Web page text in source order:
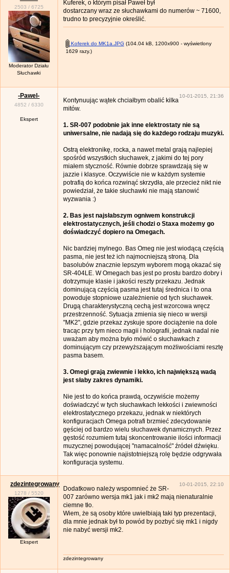
2503 / 6725
Moderator Działu
Słuchawki
Kuferek, o którym pisał Paweł był
dostarczany wraz ze słuchawkami do numerów ~ 71600,
trudno to precyzyjnie określić.
Koferek do MK1a.JPG (104.04 kB, 1200x900 - wyświetlony
1629 razy.)
-Pawel-
4852 / 6330
Ekspert
10-01-2015, 21:36
Kontynuując wątek chciałbym obalić kilka
mitów.
1. SR-007 podobnie jak inne elektrostaty nie są
uniwersalne, nie nadają się do każdego rodzaju muzyki.
Ostrą elektronikę, rocka, a nawet metal grają najlepiej
spośród wszystkich słuchawek, z jakimi do tej pory
miałem styczność. Równie dobrze sprawdzają się w
jazzie i klasyce. Oczywiście nie w każdym systemie
potrafią do końca rozwinąć skrzydła, ale przecież nikt nie
powiedział, że takie słuchawki nie mają stanowić
wyzwania :)
2. Bas jest najsłabszym ogniwem konstrukcji
elektrostatycznych, jeśli chodzi o Staxa możemy go
doświadczyć dopiero na Omegach.
Nic bardziej mylnego. Bas Omeg nie jest wiodącą częścią
pasma, nie jest też ich najmocniejszą stroną. Dla
basolubów znacznie lepszym wyborem mogą okazać się
SR-404LE. W Omegach bas jest po prostu bardzo dobry i
dotrzymuje klasie i jakości reszty przekazu. Jednak
dominującą częścią pasma jest tutaj średnica i to ona
powoduje stopniowe uzależnienie od tych słuchawek.
Drugą charakterystyczną cechą jest wzorcowa wręcz
przestrzenność. Sytuacja zmienia się nieco w wersji
"MK2", gdzie przekaz zyskuje spore dociążenie na dole
tracąc przy tym nieco magii i holografii, jednak nadal nie
uważam aby można było mówić o słuchawkach z
dominującym czy przewyższającym możliwościami resztę
pasma basem.
3. Omegi grają zwiewnie i lekko, ich największą wadą
jest słaby zakres dynamiki.
Nie jest to do końca prawdą, oczywiście możemy
doświadczyć w tych słuchawkach lekkości i zwiewności
elektrostatycznego przekazu, jednak w niektórych
konfiguracjach Omega potrafi brzmieć zdecydowanie
gęściej od bardzo wielu słuchawek dynamicznych. Przez
gęstość rozumiem tutaj skoncentrowanie ilości informacji
muzycznej powodującej "namacalność" źródeł dźwięku.
Tak więc ponownie najistotniejszą rolę będzie odgrywała
konfiguracja systemu.
zdezintegrowany
1278 / 5520
Ekspert
10-01-2015, 22:10
Dodatkowo należy wspomnieć że SR-
007 zarówno wersja mk1 jak i mk2 mają nienaturalnie
ciemne tło.
Wiem, że są osoby które uwielbiają taki typ prezentacji,
dla mnie jednak był to powód by pozbyć się mk1 i nigdy
nie nabyć wersji mk2.
zdezintegrowany